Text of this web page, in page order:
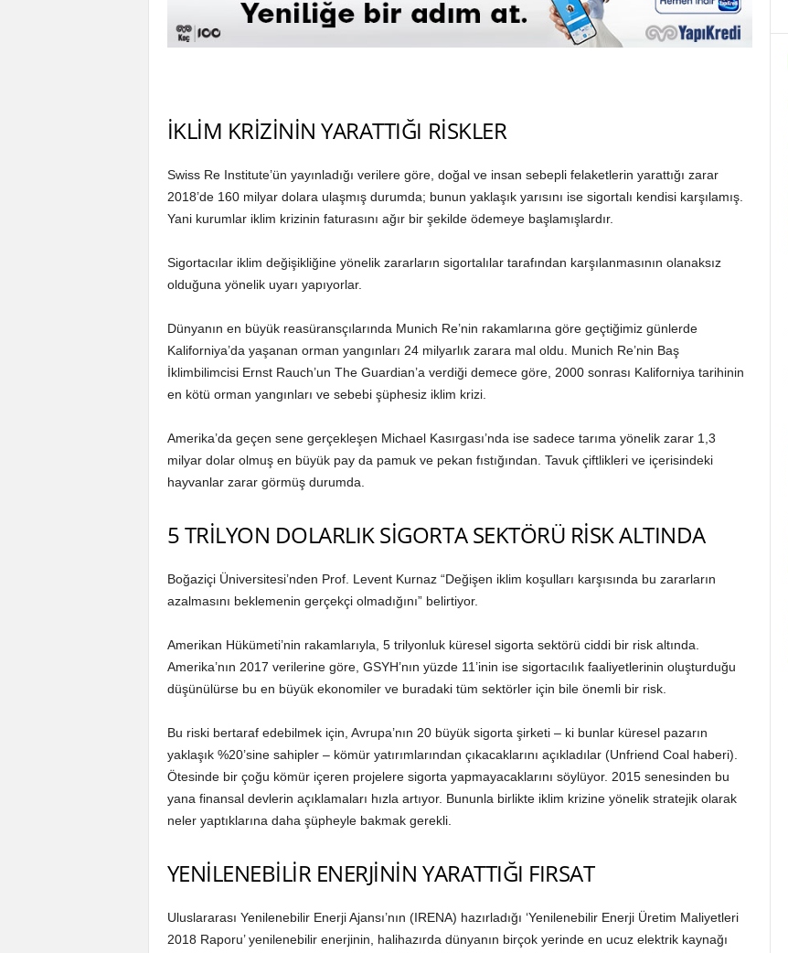
İKLİM KRİZİNİN YARATTIĞI RİSKLER
Swiss Re Institute’ün yayınladığı verilere göre, doğal ve insan sebepli felaketlerin yarattığı zarar
2018’de 160 milyar dolara ulaşmış durumda; bunun yaklaşık yarısını ise sigortalı kendisi karşılamış.
Yani kurumlar iklim krizinin faturasını ağır bir şekilde ödemeye başlamışlardır.
Sigortacılar iklim değişikliğine yönelik zararların sigortalılar tarafından karşılanmasının olanaksız
olduğuna yönelik uyarı yapıyorlar.
Dünyanın en büyük reasüransçılarında Munich Re’nin rakamlarına göre geçtiğimiz günlerde
Kaliforniya’da yaşanan orman yangınları 24 milyarlık zarara mal oldu. Munich Re’nin Baş
İklimbilimcisi Ernst Rauch’un The Guardian’a verdiği demece göre, 2000 sonrası Kaliforniya tarihinin
en kötü orman yangınları ve sebebi şüphesiz iklim krizi.
Amerika’da geçen sene gerçekleşen Michael Kasırgası’nda ise sadece tarıma yönelik zarar 1,3
milyar dolar olmuş en büyük pay da pamuk ve pekan fıstığından. Tavuk çiftlikleri ve içerisindeki
hayvanlar zarar görmüş durumda.
5 TRİLYON DOLARLIK SİGORTA SEKTÖRÜ RİSK ALTINDA
Boğaziçi Üniversitesi’nden Prof. Levent Kurnaz “Değişen iklim koşulları karşısında bu zararların
azalmasını beklemenin gerçekçi olmadığını” belirtiyor.
Amerikan Hükümeti’nin rakamlarıyla, 5 trilyonluk küresel sigorta sektörü ciddi bir risk altında.
Amerika’nın 2017 verilerine göre, GSYH’nın yüzde 11’inin ise sigortacılık faaliyetlerinin oluşturduğu
düşünülürse bu en büyük ekonomiler ve buradaki tüm sektörler için bile önemli bir risk.
Bu riski bertaraf edebilmek için, Avrupa’nın 20 büyük sigorta şirketi – ki bunlar küresel pazarın
yaklaşık %20’sine sahipler – kömür yatırımlarından çıkacaklarını açıkladılar (Unfriend Coal haberi).
Ötesinde bir çoğu kömür içeren projelere sigorta yapmayacaklarını söylüyor. 2015 senesinden bu
yana finansal devlerin açıklamaları hızla artıyor. Bununla birlikte iklim krizine yönelik stratejik olarak
neler yaptıklarına daha şüpheyle bakmak gerekli.
YENİLENEBİLİR ENERJİNİN YARATTIĞI FIRSAT
Uluslararası Yenilenebilir Enerji Ajansı’nın (IRENA) hazırladığı ‘Yenilenebilir Enerji Üretim Maliyetleri
2018 Raporu’ yenilenebilir enerjinin, halihazırda dünyanın birçok yerinde en ucuz elektrik kaynağı